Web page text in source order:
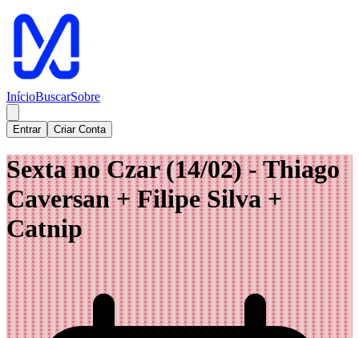
InícioBuscarSobre
Entrar Criar Conta
Sexta no Czar (14/02) - Thiago
Caversan + Filipe Silva +
Catnip